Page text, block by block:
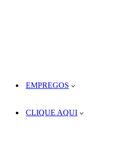
EMPREGOS
CLIQUE AQUI